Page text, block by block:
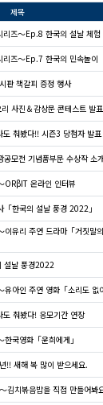
제목
리즈〜Ep.8 한국의 설날 체험
리즈〜Ep.7 한국의 민속놀이
판 책갈피 증정 행사
사진＆감상문 콘테스트 발표
도 춰봤다!! 시즌3 당첨자 발표
모전 기념품부문 수상작 소
ORβIT 온라인 인터뷰
「한국의 설날 풍경 2022」
이유리 주연 드라마「거짓말
설날 풍경2022
유아인 주연 영화「소리도 없
도 춰봤다! 응모기간 연장
한국영화「윤희에게」
!! 새해 복 많이 받으세요.
김치볶음밥을 직접 만들어봐